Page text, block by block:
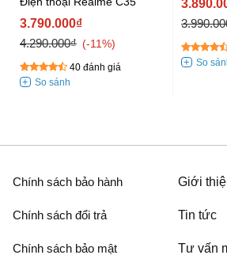
3.790.000₫
4.290.000₫
-11%
40 đánh giá
Chính sách bảo hành
Chính sách đổi trả
Chính sách bảo mật
Giới
Tin tức
Tư vấn